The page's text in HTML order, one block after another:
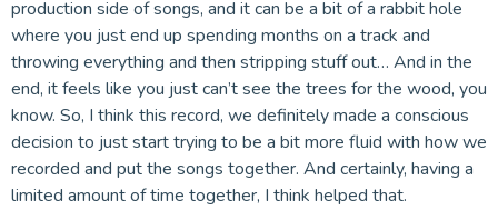
production side of songs, and it can be a bit of a rabbit hole
where you just end up spending months on a track and
throwing everything and then stripping stuff out… And in the
end, it feels like you just can’t see the trees for the wood, you
know. So, I think this record, we definitely made a conscious
decision to just start trying to be a bit more fluid with how we
recorded and put the songs together. And certainly, having a
limited amount of time together, I think helped that.